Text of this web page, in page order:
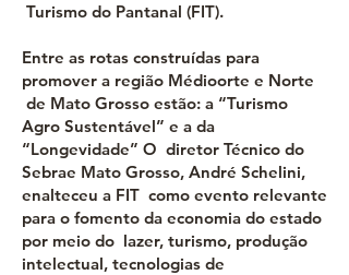
Turismo do Pantanal (FIT).
Entre as rotas construídas para
promover a região Médioorte e Norte
de Mato Grosso estão: a “Turismo
Agro Sustentável” e a da
“Longevidade” O diretor Técnico do
Sebrae Mato Grosso, André Schelini,
enalteceu a FIT como evento relevante
para o fomento da economia do estado
por meio do lazer, turismo, produção
intelectual, tecnologias de